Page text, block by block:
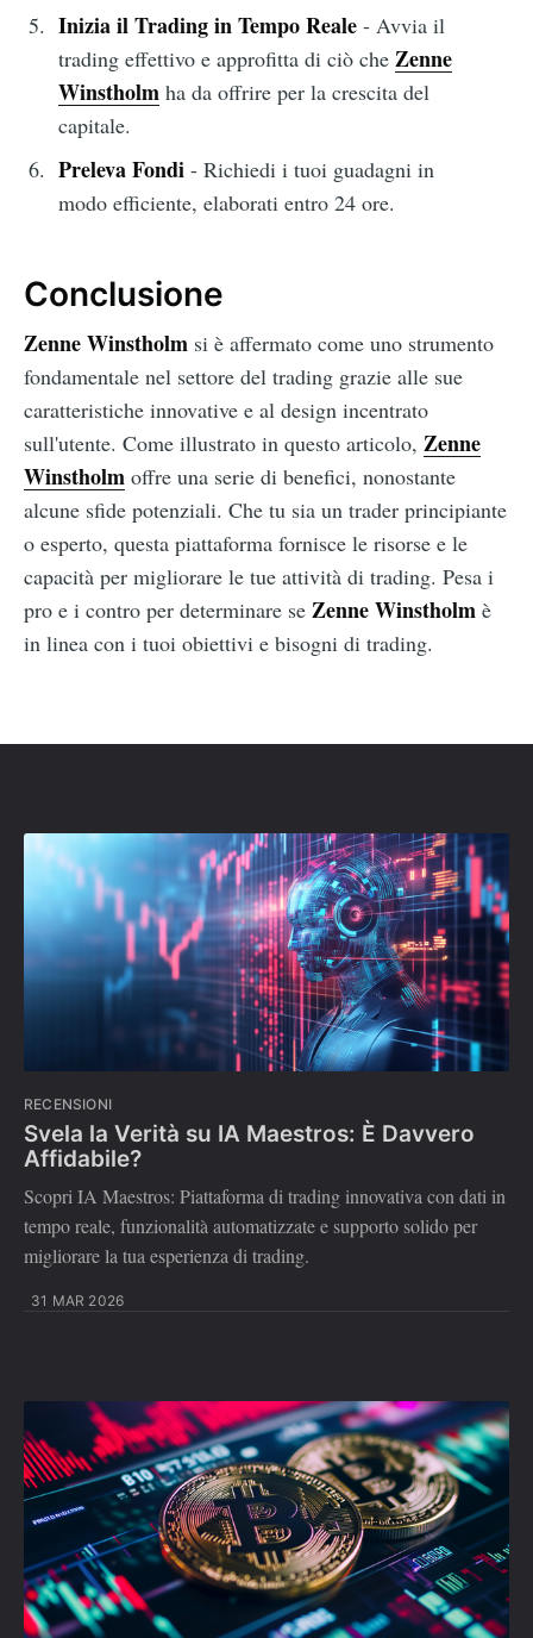
Inizia il Trading in Tempo Reale- Avvia il
trading effettivo e approfitta di ciò che Zenne
Winstholmha da offrire per la crescita del
capitale.
Preleva Fondi- Richiedi i tuoi guadagni in
modo efficiente, elaborati entro 24 ore.
Conclusione
Zenne Winstholm si è affermato come uno strumento
fondamentale nel settore del trading grazie alle sue
caratteristiche innovative e al design incentrato
sull'utente. Come illustrato in questo articolo, Zenne
Winstholm offre una serie di benefici, nonostante
alcune sfide potenziali. Che tu sia un trader principiante
o esperto, questa piattaforma fornisce le risorse e le
capacità per migliorare le tue attività di trading. Pesa i
pro e i contro per determinare se Zenne Winstholm è
in linea con i tuoi obiettivi e bisogni di trading.
RECENSIONI
Svela la Verità su IA Maestros: È Davvero
Affidabile?
Scopri IA Maestros: Piattaforma di trading innovativa con dati in
tempo reale, funzionalità automatizzate e supporto solido per
migliorare la tua esperienza di trading.
31 MAR 2026